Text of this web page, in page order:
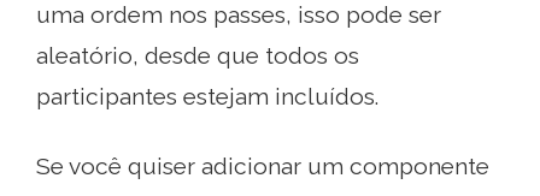
uma ordem nos passes, isso pode ser
aleatório, desde que todos os
participantes estejam incluídos.
Se você quiser adicionar um componente